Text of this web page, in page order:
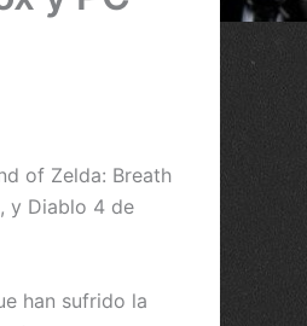
of Zelda: Breath
y Diablo 4 de
han sufrido la